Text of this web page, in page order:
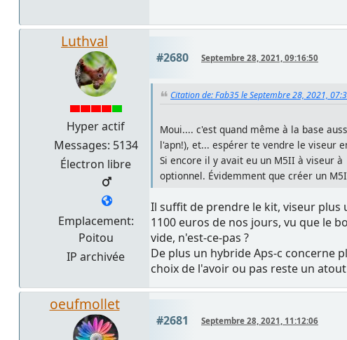
Luthval
Hyper actif
Messages: 5134
Électron libre
Emplacement:
Poitou
IP archivée
#2680 Septembre 28, 2021, 09:16:50
Citation de: Fab35 le Septembre 28, 2021,
Moui.... c'est quand même à la base
l'apn!), et... espérer te vendre le viseur
Si encore il y avait eu un M5II à viseur
optionnel. Évidemment que créer un
Il suffit de prendre le kit, viseur plus
1100 euros de nos jours, vu que le
vide, n'est-ce-pas ?
De plus un hybride Aps-c concerne
choix de l'avoir ou pas reste un
oeufmollet
#2681 Septembre 28, 2021, 11:12:06